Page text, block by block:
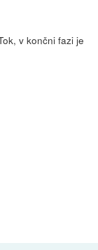
v končni fazi je